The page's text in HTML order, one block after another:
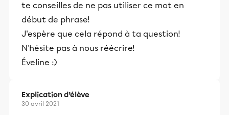
te conseilles de ne pas utiliser ce mot en
début de phrase!
J'espère que cela répond à ta question!
N'hésite pas à nous réécrire!
Éveline :)
Explication d’élève
30 avril 2021